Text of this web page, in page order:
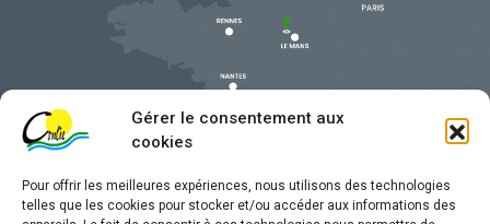
Gérer le consentement aux
cookies
Pour offrir les meilleures expériences, nous utilisons des technologies
telles que les cookies pour stocker et/ou accéder aux informations des